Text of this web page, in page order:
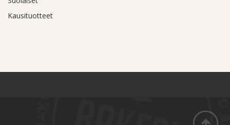
Kausituotteet